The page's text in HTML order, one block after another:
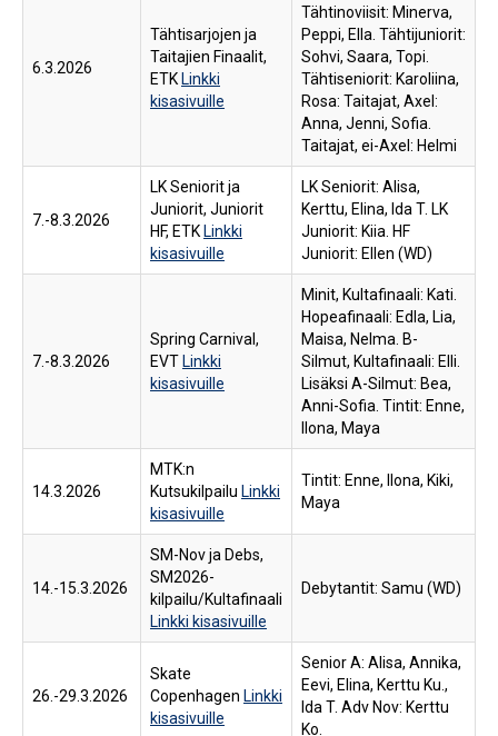
6.3.2026
Tähtisarjojen ja
Taitajien Finaalit,
ETK Linkki
kisasivuille
Tähtinoviisit: Minerva,
Peppi, Ella. Tähtijuniorit:
Sohvi, Saara, Topi.
Tähtiseniorit: Karoliina,
Rosa: Taitajat, Axel:
Anna, Jenni, Sofia.
Taitajat, ei-Axel: Helmi
7.-8.3.2026
LK Seniorit ja
Juniorit, Juniorit
HF, ETK Linkki
kisasivuille
LK Seniorit: Alisa,
Kerttu, Elina, Ida T. LK
Juniorit: Kiia. HF
Juniorit: Ellen (WD)
7.-8.3.2026
Spring Carnival,
EVT Linkki
kisasivuille
Minit, Kultafinaali: Kati.
Hopeafinaali: Edla, Lia,
Maisa, Nelma. B-
Silmut, Kultafinaali: Elli.
Lisäksi A-Silmut: Bea,
Anni-Sofia. Tintit: Enne,
Ilona, Maya
14.3.2026
MTK:n
Kutsukilpailu Linkki
kisasivuille
Tintit: Enne, Ilona, Kiki,
Maya
14.-15.3.2026
SM-Nov ja Debs,
SM2026-
kilpailu/Kultafinaali
Linkki kisasivuille
Debytantit: Samu (WD)
26.-29.3.2026
Skate
Copenhagen Linkki
kisasivuille
Senior A: Alisa, Annika,
Eevi, Elina, Kerttu Ku.,
Ida T. Adv Nov: Kerttu
Ko.